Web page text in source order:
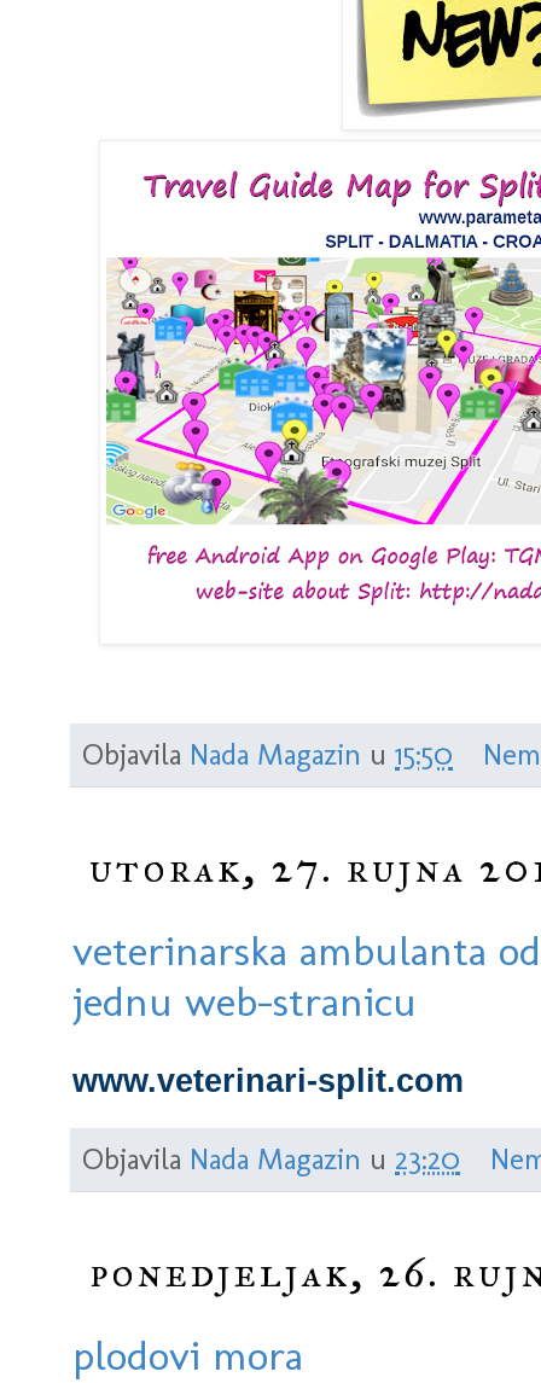
Objavila Nada Magazin u 15:50
utorak, 27. rujna
veterinarska ambulanta
jednu web-stranicu
www.veterinari-split.com
Objavila Nada Magazin u 23:20
ponedjeljak, 26.
plodovi mora